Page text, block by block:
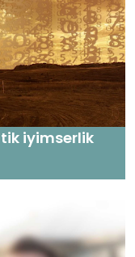
iyimserlik